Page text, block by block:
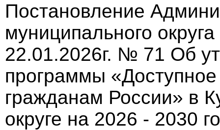
Постановление
муниципального
22.01.2026г. № 71 Об
программы
гражданам России» в
округе на 2026 - 2030